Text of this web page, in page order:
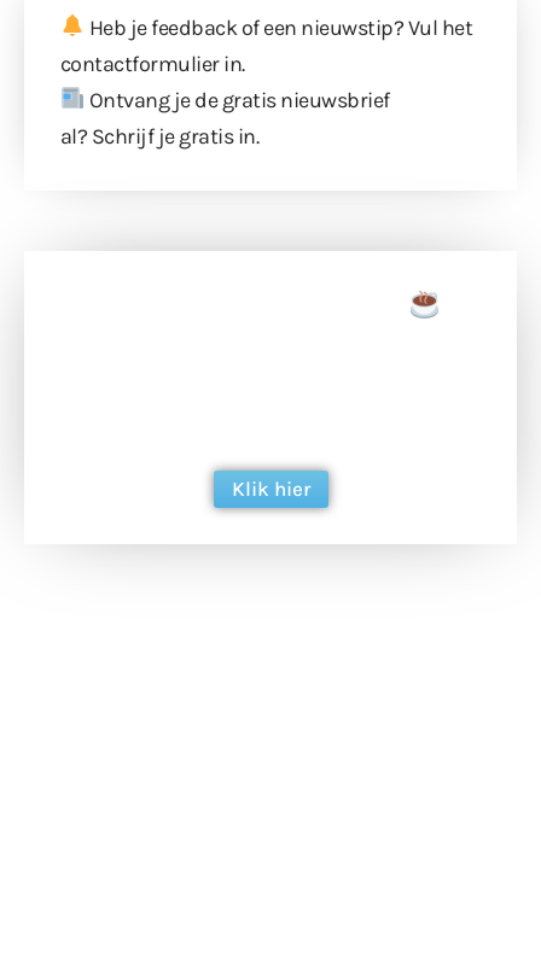
Heb je feedback of een nieuwstip? Vul het
contactformulierin.
Ontvang je de gratis nieuwsbrief
al? Schrijf je gratis in.
Klik hier